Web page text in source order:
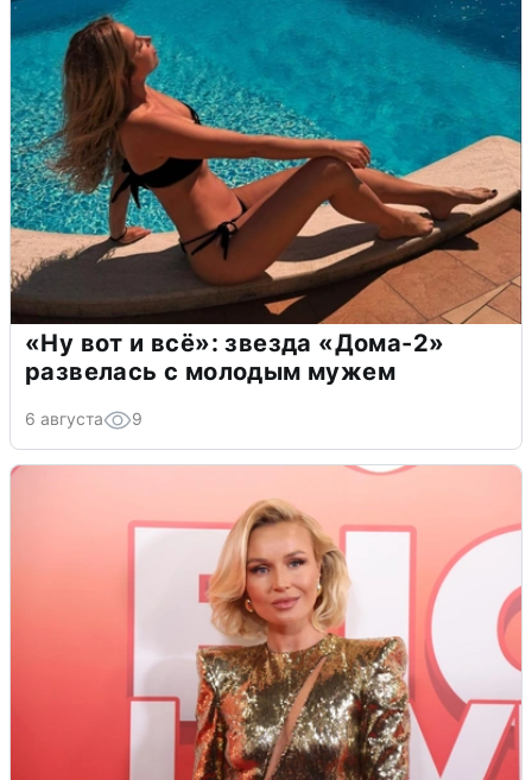
«Ну вот и всё»: звезда «Дома-2»
развелась с молодым мужем
6 августа 9